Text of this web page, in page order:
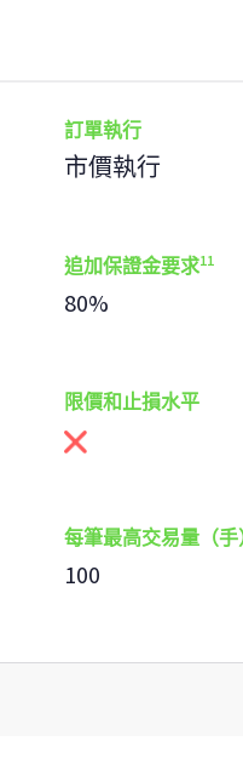
訂單執行
市價執行
追加保證金要求11
80%
限價和止損水平
每筆最高交易量（手
100